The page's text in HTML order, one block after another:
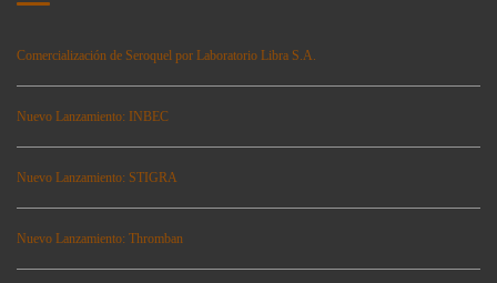
Comercialización de Seroquel por Laboratorio Libra S.A.
Nuevo Lanzamiento: INBEC
Nuevo Lanzamiento: STIGRA
Nuevo Lanzamiento: Thromban